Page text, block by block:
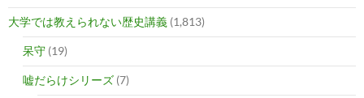
大学では教えられない歴史講義 (1,813)
呆守 (19)
嘘だらけシリーズ (7)